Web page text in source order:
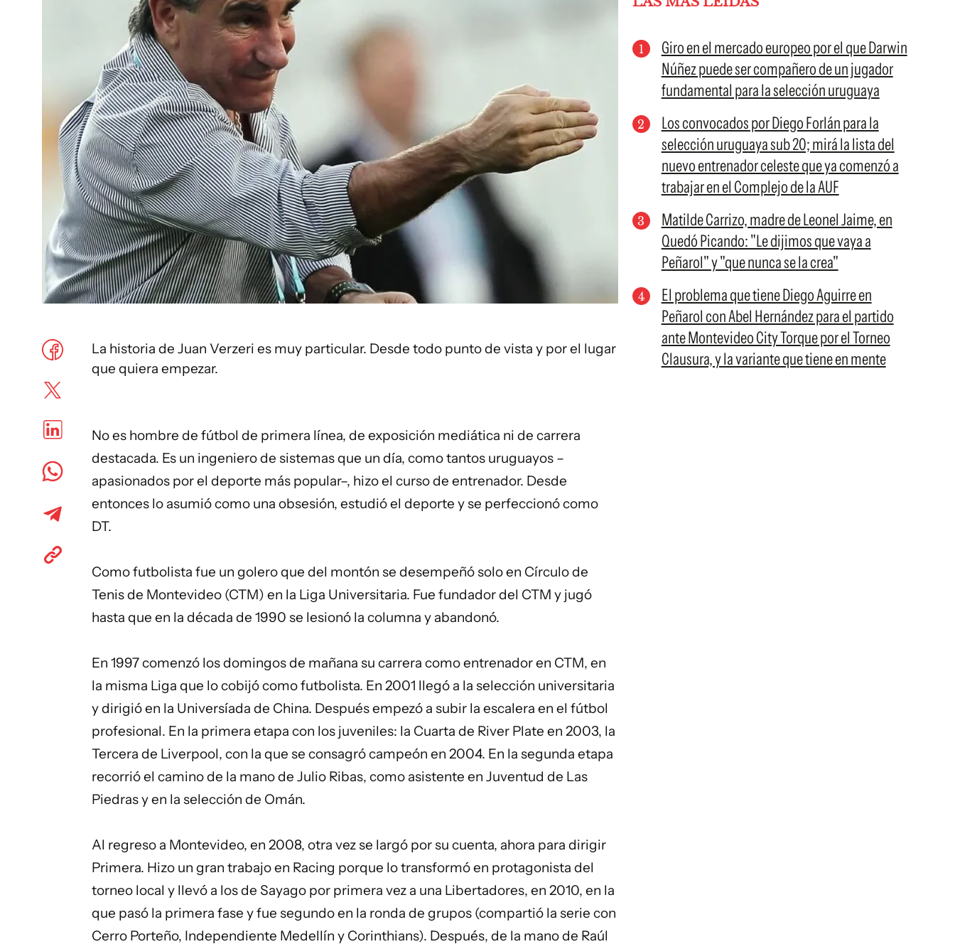
La historia de Juan Verzeri es muy particular. Desde todo punto de vista y por el lugar
que quiera empezar.
No es hombre de fútbol de primera línea, de exposición mediática ni de carrera
destacada. Es un ingeniero de sistemas que un día, como tantos uruguayos –
apasionados por el deporte más popular–, hizo el curso de entrenador. Desde
entonces lo asumió como una obsesión, estudió el deporte y se perfeccionó como
DT.
Como futbolista fue un golero que del montón se desempeñó solo en Círculo de
Tenis de Montevideo (CTM) en la Liga Universitaria. Fue fundador del CTM y jugó
hasta que en la década de 1990 se lesionó la columna y abandonó.
En 1997 comenzó los domingos de mañana su carrera como entrenador en CTM, en
la misma Liga que lo cobijó como futbolista. En 2001 llegó a la selección universitaria
y dirigió en la Universíada de China. Después empezó a subir la escalera en el fútbol
profesional. En la primera etapa con los juveniles: la Cuarta de River Plate en 2003, la
Tercera de Liverpool, con la que se consagró campeón en 2004. En la segunda etapa
recorrió el camino de la mano de Julio Ribas, como asistente en Juventud de Las
Piedras y en la selección de Omán.
Al regreso a Montevideo, en 2008, otra vez se largó por su cuenta, ahora para dirigir
Primera. Hizo un gran trabajo en Racing porque lo transformó en protagonista del
torneo local y llevó a los de Sayago por primera vez a una Libertadores, en 2010, en la
que pasó la primera fase y fue segundo en la ronda de grupos (compartió la serie con
Cerro Porteño, Independiente Medellín y Corinthians). Después, de la mano de Raúl
Giro en el mercado europeo por el que Darwin
Núñez puede ser compañero de un jugador
fundamental para la selección uruguaya
Los convocados por Diego Forlán para la
selección uruguaya sub 20; mirá la lista del
nuevo entrenador celeste que ya comenzó a
trabajar en el Complejo de la AUF
Matilde Carrizo, madre de Leonel Jaime, en
Quedó Picando: "Le dijimos que vaya a
Peñarol" y "que nunca se la crea"
El problema que tiene Diego Aguirre en
Peñarol con Abel Hernández para el partido
ante Montevideo City Torque por el Torneo
Clausura, y la variante que tiene en mente